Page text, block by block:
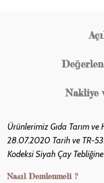
Nakliye
Ürünlerimiz Gıda Tarım ve
28.07.2020 Tarih ve TR-
Kodeksi Siyah Çay
Nasıl Demlenmeli ?